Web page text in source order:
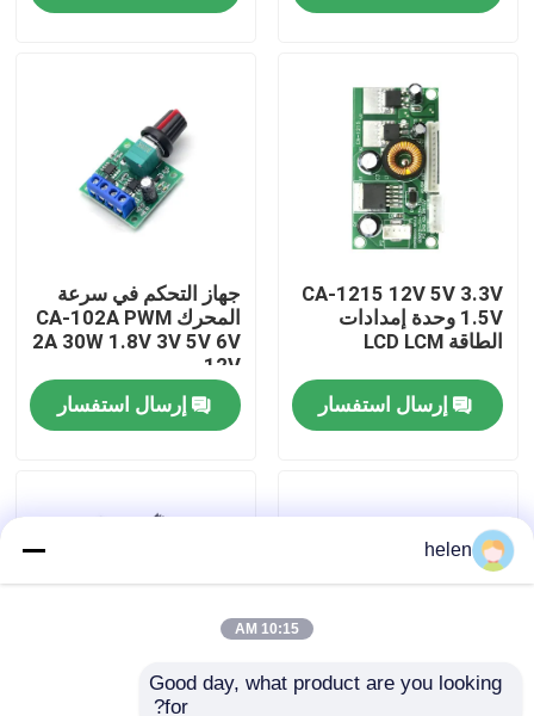
منتجات
معلومات عنا
جولة في المصنع
مراقبة الجودة
اتصل بنا
القضايا
CA-1215 12V 5V 3.3V
1.5V وحدة إمدادات
الطاقة LCD LCM
إرسال استفسار
جهاز التحكم في سرعة
المحرك CA-102A PWM
2A 30W 1.8V 3V 5V 6V
12V
إرسال استفسار
helen
10:15 AM
Good day, what product are you looking
for?